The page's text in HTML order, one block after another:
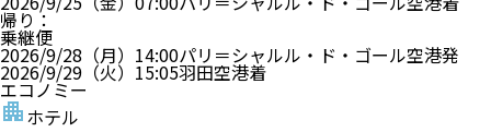
帰り ：
乗継便
2026/9/28（月） 14:00パリ＝シャルル・ド・ゴール空港発
2026/9/29（火） 15:05羽田空港着
エコノミー
ホテル